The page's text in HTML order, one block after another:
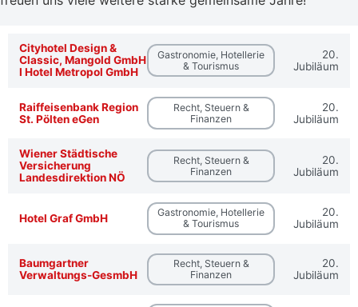
Cityhotel Design &
Classic, Mangold GmbH
I Hotel Metropol GmbH
Gastronomie, Hotellerie
& Tourismus
20.
Jubiläum
Raiffeisenbank Region
St. Pölten eGen
Recht, Steuern &
Finanzen
20.
Jubiläum
Wiener Städtische
Versicherung
Landesdirektion NÖ
Recht, Steuern &
Finanzen
20.
Jubiläum
Hotel Graf GmbH
Gastronomie, Hotellerie
& Tourismus
20.
Jubiläum
Baumgartner
Verwaltungs-GesmbH
Recht, Steuern &
Finanzen
20.
Jubiläum